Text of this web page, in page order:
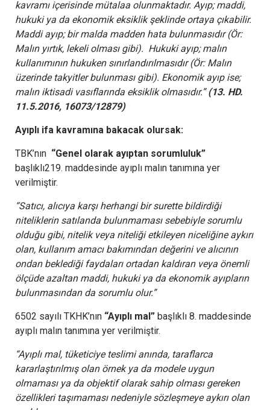
kavramı içerisinde mütalaa olunmaktadır. Ayıp; maddi,
hukuki ya da ekonomik eksiklik şeklinde ortaya çıkabilir.
Maddi ayıp; bir malda madden hata bulunmasıdır (Ör:
Malın yırtık, lekeli olması gibi). Hukuki ayıp; malın
kullanımının hukuken sınırlandırılmasıdır (Ör: Malın
üzerinde takyitler bulunması gibi). Ekonomik ayıp ise;
malın iktisadi vasıflarında eksiklik olmasıdır.”(13. HD.
11.5.2016, 16073/12879)
Ayıplı ifa kavramına bakacak olursak:
TBK’nın “Genel olarak ayıptan sorumluluk”
başlıklı219. maddesinde ayıplı malın tanımına yer
verilmiştir.
“Satıcı, alıcıya karşı herhangi bir surette bildirdiği
niteliklerin satılanda bulunmaması sebebiyle sorumlu
olduğu gibi, nitelik veya niteliği etkileyen niceliğine aykırı
olan, kullanım amacı bakımından değerini ve alıcının
ondan beklediği faydaları ortadan kaldıran veya önemli
ölçüde azaltan maddi, hukuki ya da ekonomik ayıpların
bulunmasından da sorumlu olur.”
6502 sayılı TKHK’nın “Ayıplı mal” başlıklı 8. maddesinde
ayıplı malın tanımına yer verilmiştir.
“Ayıplı mal, tüketiciye teslimi anında, taraflarca
kararlaştırılmış olan örnek ya da modele uygun
olmaması ya da objektif olarak sahip olması gereken
özellikleri taşımaması nedeniyle sözleşmeye aykırı olan